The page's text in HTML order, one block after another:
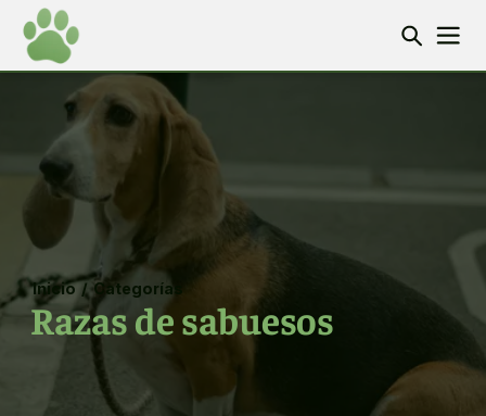
Inicio / Categorías
Razas de sabuesos